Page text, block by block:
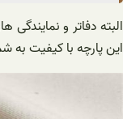
البته دفاتر و
این پارچه با کیفیت به